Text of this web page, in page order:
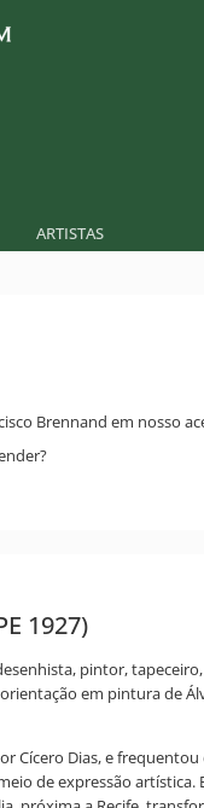
ARTISTAS
Brennand em nosso
1927)
pintor,
em pintura de
Cícero Dias, e
de expressão artística.